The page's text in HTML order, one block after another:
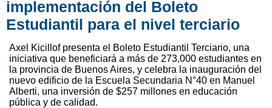
implementación del Boleto
Estudiantil para el nivel terciario
Axel Kicillof presenta el Boleto Estudiantil Terciario, una
iniciativa que beneficiará a más de 273,000 estudiantes en
la provincia de Buenos Aires, y celebra la inauguración del
nuevo edificio de la Escuela Secundaria N°40 en Manuel
Alberti, una inversión de $257 millones en educación
pública y de calidad.